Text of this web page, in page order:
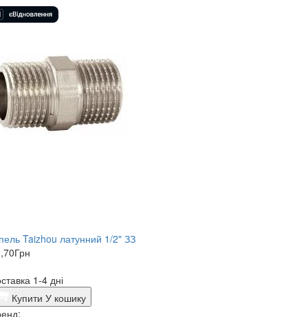
Taizhou латунний 1/2" ЗЗ
Грн
1-4 дні
Купити У кошику